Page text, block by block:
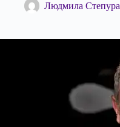
Людмила Степура